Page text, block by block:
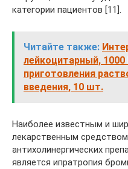
категории пациентов [11].
Читайте также:
лейкоцитарный,
приготовления
введения, 10 шт.
Наиболее известным и
лекарственным
антихолинергических
является ипратропия